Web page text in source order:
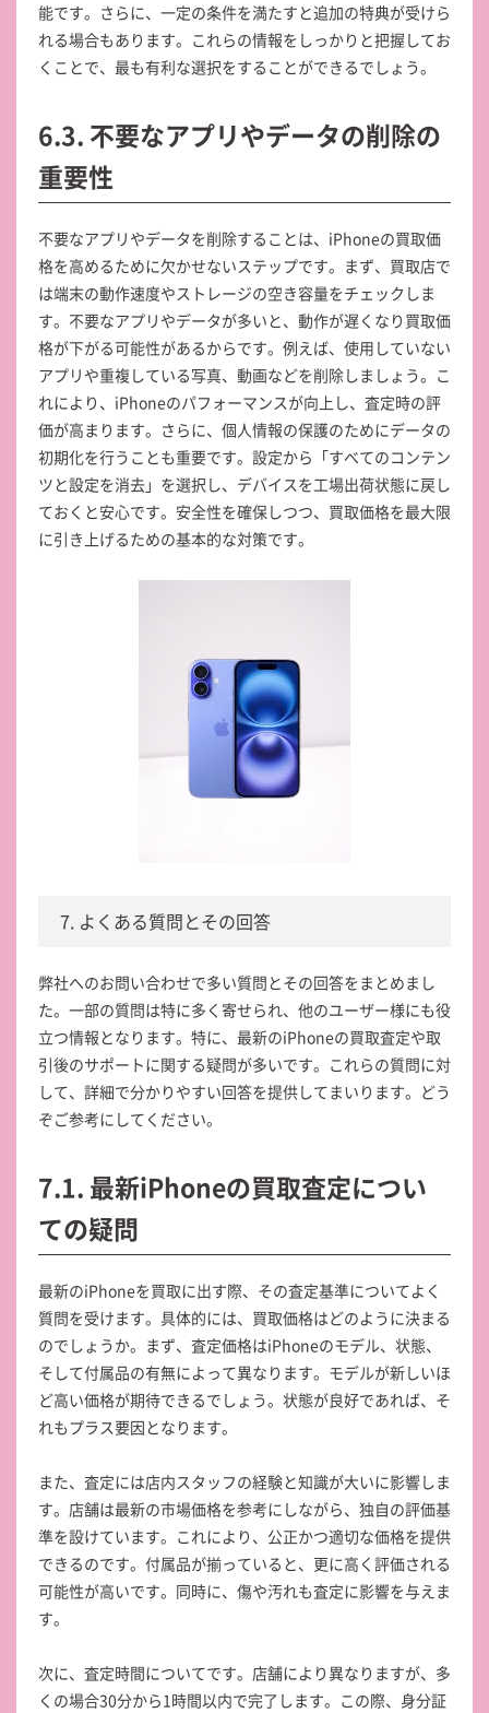
能です。さらに、一定の条件を満たすと追加の特典が受けら
れる場合もあります。これらの情報をしっかりと把握してお
くことで、最も有利な選択をすることができるでしょう。
6.3. 不要なアプリやデータの削除の
重要性
不要なアプリやデータを削除することは、iPhoneの買取価
格を高めるために欠かせないステップです。まず、買取店で
は端末の動作速度やストレージの空き容量をチェックしま
す。不要なアプリやデータが多いと、動作が遅くなり買取価
格が下がる可能性があるからです。例えば、使用していない
アプリや重複している写真、動画などを削除しましょう。こ
れにより、iPhoneのパフォーマンスが向上し、査定時の評
価が高まります。さらに、個人情報の保護のためにデータの
初期化を行うことも重要です。設定から「すべてのコンテン
ツと設定を消去」を選択し、デバイスを工場出荷状態に戻し
ておくと安心です。安全性を確保しつつ、買取価格を最大限
に引き上げるための基本的な対策です。
7. よくある質問とその回答
弊社へのお問い合わせで多い質問とその回答をまとめまし
た。一部の質問は特に多く寄せられ、他のユーザー様にも役
立つ情報となります。特に、最新のiPhoneの買取査定や取
引後のサポートに関する疑問が多いです。これらの質問に対
して、詳細で分かりやすい回答を提供してまいります。どう
ぞご参考にしてください。
7.1. 最新iPhoneの買取査定につい
ての疑問
最新のiPhoneを買取に出す際、その査定基準についてよく
質問を受けます。具体的には、買取価格はどのように決まる
のでしょうか。まず、査定価格はiPhoneのモデル、状態、
そして付属品の有無によって異なります。モデルが新しいほ
ど高い価格が期待できるでしょう。状態が良好であれば、そ
れもプラス要因となります。
また、査定には店内スタッフの経験と知識が大いに影響しま
す。店舗は最新の市場価格を参考にしながら、独自の評価基
準を設けています。これにより、公正かつ適切な価格を提供
できるのです。付属品が揃っていると、更に高く評価される
可能性が高いです。同時に、傷や汚れも査定に影響を与えま
す。
次に、査定時間についてです。店舗により異なりますが、多
くの場合30分から1時間以内で完了します。この際、身分証